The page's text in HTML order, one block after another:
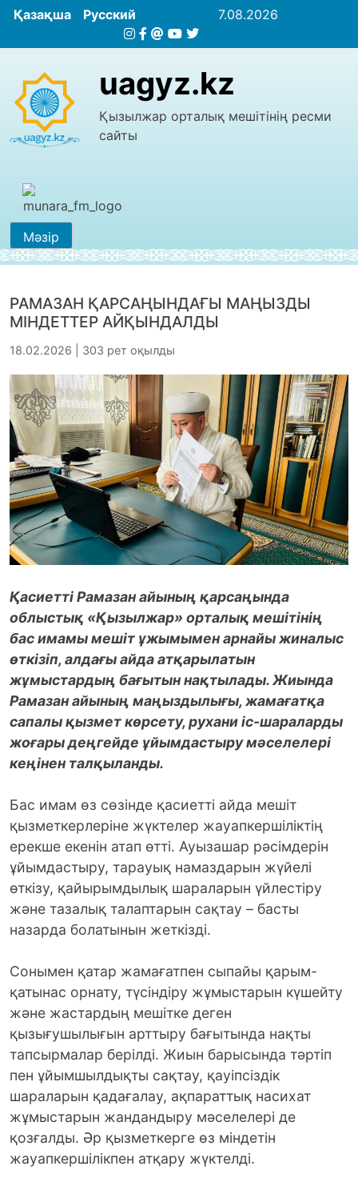
Қазақша Русский 7.08.2026
uagyz.kz
Қызылжар орталық мешітінің ресми
сайты
Мәзір
РАМАЗАН ҚАРСАҢЫНДАҒЫ МАҢЫЗДЫ
МІНДЕТТЕР АЙҚЫНДАЛДЫ
18.02.2026 | 303 рет оқылды
Қасиетті Рамазан айының қарсаңында
облыстық «Қызылжар» орталық мешітінің
бас имамы мешіт ұжымымен арнайы жиналыс
өткізіп, алдағы айда атқарылатын
жұмыстардың бағытын нақтылады. Жиында
Рамазан айының маңыздылығы, жамағатқа
сапалы қызмет көрсету, рухани іс-шараларды
жоғары деңгейде ұйымдастыру мәселелері
кеңінен талқыланды.
Бас имам өз сөзінде қасиетті айда мешіт
қызметкерлеріне жүктелер жауапкершіліктің
ерекше екенін атап өтті. Ауызашар рәсімдерін
ұйымдастыру, тарауық намаздарын жүйелі
өткізу, қайырымдылық шараларын үйлестіру
және тазалық талаптарын сақтау – басты
назарда болатынын жеткізді.
Сонымен қатар жамағатпен сыпайы қарым-
қатынас орнату, түсіндіру жұмыстарын күшейту
және жастардың мешітке деген
қызығушылығын арттыру бағытында нақты
тапсырмалар берілді. Жиын барысында тәртіп
пен ұйымшылдықты сақтау, қауіпсіздік
шараларын қадағалау, ақпараттық насихат
жұмыстарын жандандыру мәселелері де
қозғалды. Әр қызметкерге өз міндетін
жауапкершілікпен атқару жүктелді.